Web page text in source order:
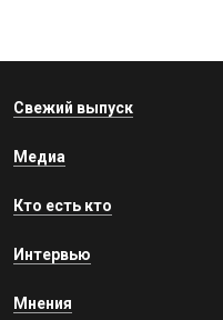
Свежий выпуск
Медиа
Кто есть кто
Интервью
Мнения